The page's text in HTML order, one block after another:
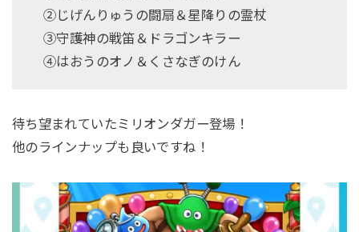
②じげんりゅうの闘扇＆星降りの霊杖
③守護神の戦笛＆ドラゴンキラー
④はおうのオノ＆くさなぎのけん
待ち望まれていたミリオンダガー登場！
他のラインナップも良いですね！